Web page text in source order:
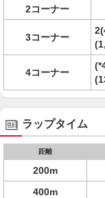
2コーナー
3コーナー
4コーナー
ラップタイム
距離
200m
400m